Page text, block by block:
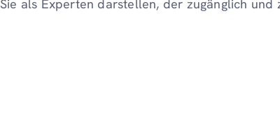
Sie als Experten darstellen, der zugänglich und